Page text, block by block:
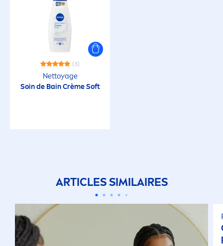
(3)
Nettoyage
Soin de Bain Crème Soft
ARTICLES SIMILAIRES